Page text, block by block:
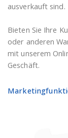
ausverkauft sind.
Bieten Sie Ihre
oder anderen
mit unserem
Geschäft.